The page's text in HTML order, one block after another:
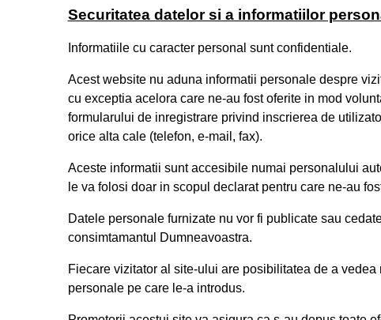
Securitatea datelor si a informatiilor
Informatiile cu caracter personal sunt confidentiale.
Acest website nu aduna informatii personale despre
cu exceptia acelora care ne-au fost oferite in mod
formularului de inregistrare privind inscrierea de
orice alta cale (telefon, e-mail, fax).
Aceste informatii sunt accesibile numai personalului
le va folosi doar in scopul declarat pentru care ne-au
Datele personale furnizate nu vor fi publicate sau
consimtamantul Dumneavoastra.
Fiecare vizitator al site-ului are posibilitatea de a
personale pe care le-a introdus.